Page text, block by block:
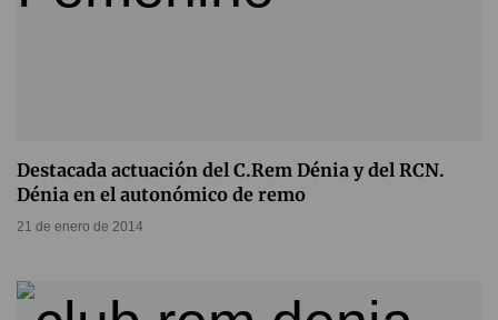
Destacada actuación del C.Rem Dénia y del RCN.
Dénia en el autonómico de remo
21 de enero de 2014